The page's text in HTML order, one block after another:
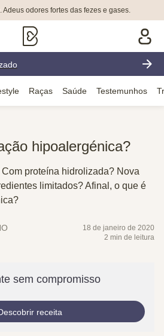
odores fortes das fezes e gases.
Raças Saúde Testemunhos
hipoalergénica?
proteína hidrolizada? Nova
limitados? Afinal, o que é
18 de janeiro de 2020
2 min de leitura
sem compromisso
receita